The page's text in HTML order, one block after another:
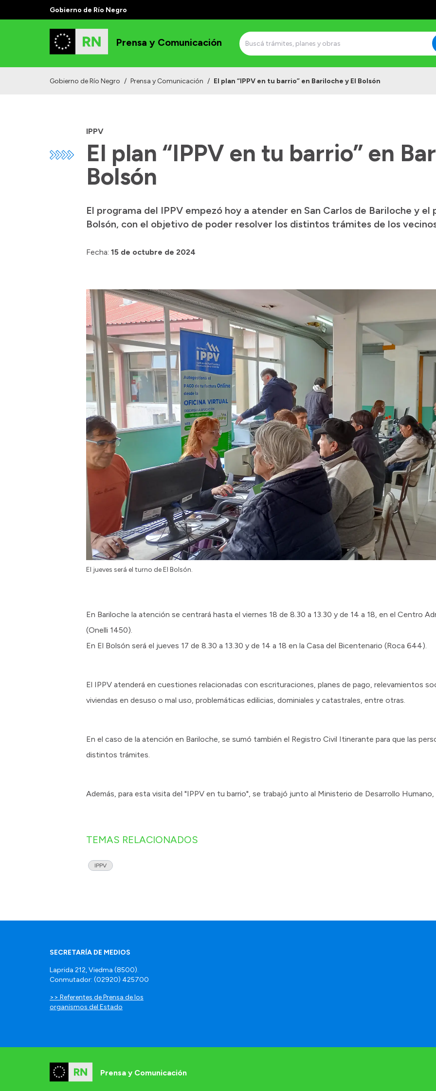
Gobierno de Río Negro
Prensa y Comunicación
Gobierno de Río Negro / Prensa y Comunicación / El plan “IPPV en tu barrio” en Bariloche y El Bolsón
IPPV
El plan “IPPV en tu barrio” en
Bolsón
El programa del IPPV empezó hoy a atender en San Carlos de Bariloche y el
Bolsón, con el objetivo de poder resolver los distintos trámites de los
Fecha: 15 de octubre de 2024
El jueves será el turno de El Bolsón.
En Bariloche la atención se centrará hasta el viernes 18 de 8.30 a 13.30 y de 14 a 18, en el Centro
(Onelli 1450).
En El Bolsón será el jueves 17 de 8.30 a 13.30 y de 14 a 18 en la Casa del Bicentenario (Roca 644).
El IPPV atenderá en cuestiones relacionadas con escrituraciones, planes de pago, relevamientos
viviendas en desuso o mal uso, problemáticas edilicias, dominiales y catastrales, entre otras.
En el caso de la atención en Bariloche, se sumó también el Registro Civil Itinerante para que las
distintos trámites.
Además, para esta visita del "IPPV en tu barrio", se trabajó junto al Ministerio de Desarrollo
TEMAS RELACIONADOS
IPPV
SECRETARÍA DE MEDIOS
Laprida 212, Viedma (8500).
Conmutador: (02920) 425700
>> Referentes de Prensa de los
organismos del Estado
Prensa y Comunicación